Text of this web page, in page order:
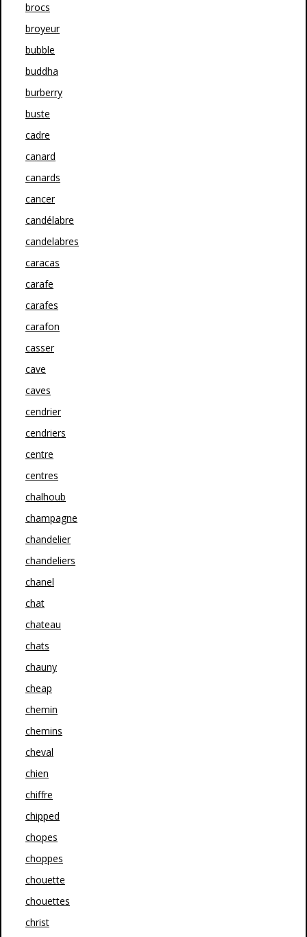
brocs
broyeur
bubble
buddha
burberry
buste
cadre
canard
canards
cancer
candélabre
candelabres
caracas
carafe
carafes
carafon
casser
cave
caves
cendrier
cendriers
centre
centres
chalhoub
champagne
chandelier
chandeliers
chanel
chat
chateau
chats
chauny
cheap
chemin
chemins
cheval
chien
chiffre
chipped
chopes
choppes
chouette
chouettes
christ